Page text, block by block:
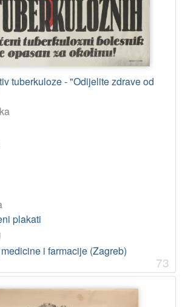
tuberkuloze - "Odijelite zdrave od
plakati
i farmacije (Zagreb)
73